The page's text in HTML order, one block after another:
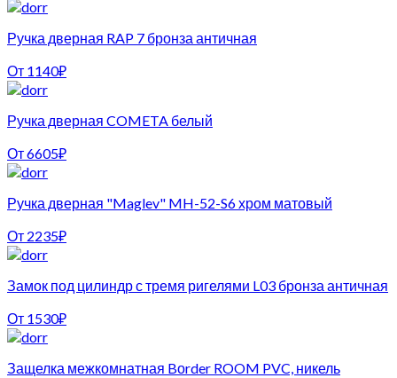
Ручка дверная RAP 7 бронза античная
От 1140₽
Ручка дверная COMETA белый
От6605₽
Ручка дверная "Maglev" MH-52-S6 хром матовый
От 2235₽
Замок под цилиндр с тремя ригелями L03 бронза античная
От 1530₽
Защелка межкомнатная Bоrder ROOM PVC, никель